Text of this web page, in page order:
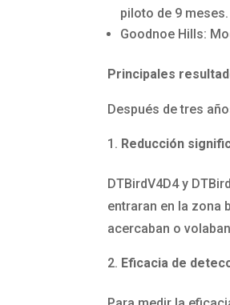
piloto de 9 meses.
Goodnoe Hills:
Principales
Después de tres
Reducción
DTBirdV4D4 y
entraran en la zona
acercaban o
Eficacia de